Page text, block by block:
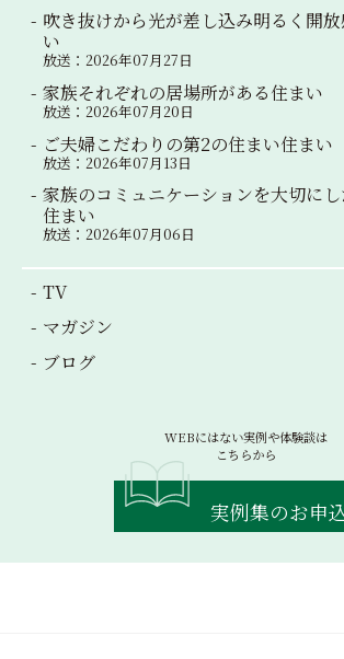
吹き抜けから光が差し込み明るく開
い
放送：2026年07月27日
家族それぞれの居場所がある住まい
放送：2026年07月20日
ご夫婦こだわりの第2の住まい住まい
放送：2026年07月13日
家族のコミュニケーションを大切に
住まい
放送：2026年07月06日
TV
マガジン
ブログ
WEBにはない実例や体験談は
こちらから
実例集のお申